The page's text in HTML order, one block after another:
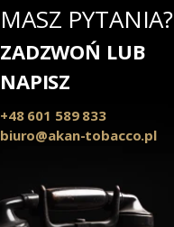
MASZ PYTANIA?
ZADZWOŃ LUB
NAPISZ
+48 601 589 833
biuro@akan-tobacco.pl